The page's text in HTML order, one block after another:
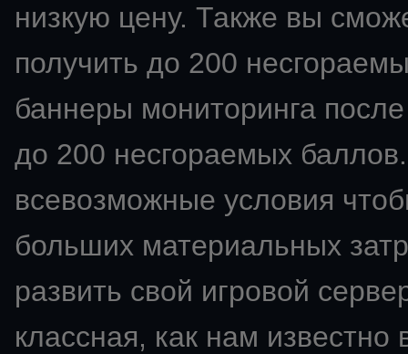
низкую цену. Также вы
получить до 200
баннеры мониторинга
до 200 несгораемых
всевозможные условия
больших материальных
развить свой игровой
классная, как нам